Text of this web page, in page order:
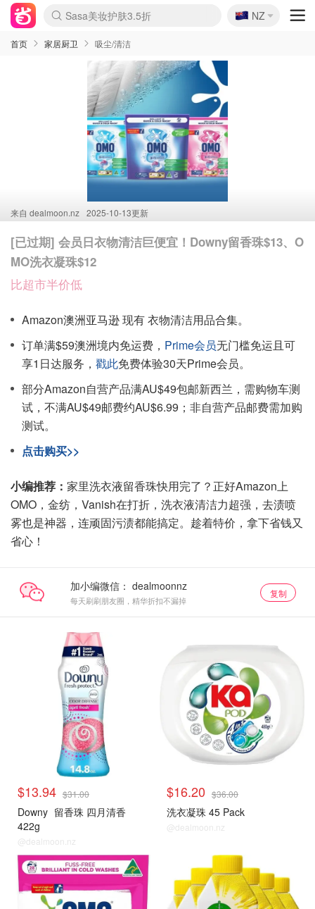
lululemon折扣上新
Sasa美妆护肤3.5折
SSENSE年中3折
FreshBeauty好价汇总
Cettire降价+叠9折
Farfetch折上8折
WWS Coles超市实拍
viagogo二手票捡漏
Myer清仓1折起
The Outnet奢牌1折起
David Jones 3折起
Flannels大牌1折
Perfumes Club护肤1折
AMIRO返校季6.2折
Oweek抽奖送Airpods
Amazon折扣汇总
eToro入金$200送$50
Amazon数码好物
ICONIC本周7.5折
ThedoubleF高奢地板价
Moose Knuckles 6折
丝芙兰5折起
EUFY官网3.7折起
Selenichast首饰2折
Trip机票酒店促销
YSL送5件彩妆礼
Amazon家居好物
BIGBANG巡演开票
David Jones时尚3折
Amazon美妆护肤
雅漾大喷$8
过敏原检测盒$33
伊索独家赠50ml沐浴露
科颜氏清仓3折
SEALIFE海洋馆门票6折
丝塔芙大白罐$16
订阅Newsletter送香薰
Cult Beauty 6.8折
Harrods圣诞日历2.3折
LN-CC奢牌私促3折
d'Alba空姐喷雾$16
EVE LOM套装逆天2折
Bernardelli独家4折
Adore Beauty 6折起
CT圣诞日历
Mytheresa奢品2.7折
Luxury Escapes 9折
Currentbody美容仪9折
MOON Garden Live
ALLSAINTS美衣3折
Roborock扫地机3.7折
Tingo Life水杯$24
Valentino官网5折
CR洗发护发6.3折
🇳🇿
NZ
首页 家居厨卫 吸尘/清洁
来自 dealmoon.nz 2025-10-13更新
[已过期] 会员日衣物清洁巨便宜！Downy留香珠$13、O
MO洗衣凝珠$12
比超市半价低
Amazon澳洲亚马逊 现有 衣物清洁用品合集。
订单满$59澳洲境内免运费， Prime会员无门槛免运且可
享1日达服务， 戳此免费体验30天Prime会员。
部分Amazon自营产品满AU$49包邮新西兰，需购物车测
试，不满AU$49邮费约AU$6.99；非自营产品邮费需加购
测试。
点击购买>>
小编推荐： 家里洗衣液留香珠快用完了？正好Amazon上
OMO，金纺，Vanish在打折，洗衣液清洁力超强，去渍喷
雾也是神器，连顽固污渍都能搞定。趁着特价，拿下省钱又
省心！
加小编微信：
每天刷刷朋友圈，精华折扣不漏掉
复制
$13.94 $31.00
Downy 留香珠 四月清香
422g
@dealmoon.nz
$16.20 $36.00
洗衣凝珠 45 Pack
@dealmoon.nz